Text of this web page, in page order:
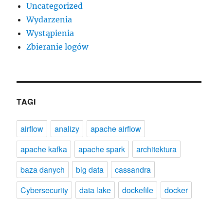
Uncategorized
Wydarzenia
Wystąpienia
Zbieranie logów
TAGI
airflow analizy
apache airflow
apache kafka
apache spark
architektura
baza danych
big data
cassandra
Cybersecurity
data lake dockefile
docker